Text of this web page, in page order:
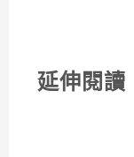
延伸閱讀